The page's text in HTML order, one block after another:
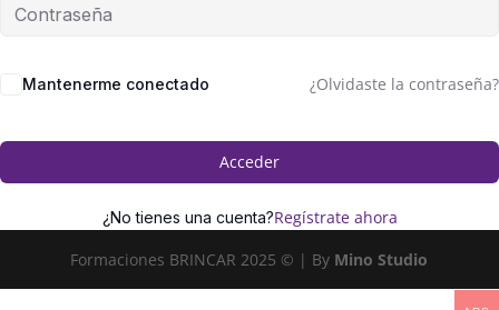
Mantenerme conectado ¿Olvidaste la contraseña?
Acceder
¿No tienes una cuenta?Regístrate ahora
Formaciones BRINCAR 2025 © | By Mino Studio